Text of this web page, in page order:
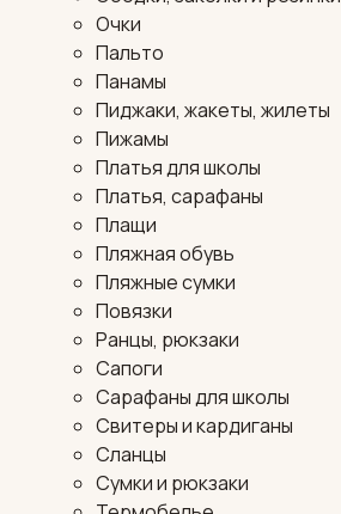
Очки
Пальто
Панамы
Пиджаки, жакеты, жилеты
Пижамы
Платья для школы
Платья, сарафаны
Плащи
Пляжная обувь
Пляжные сумки
Повязки
Ранцы, рюкзаки
Сапоги
Сарафаны для школы
Свитеры и кардиганы
Сланцы
Сумки и рюкзаки